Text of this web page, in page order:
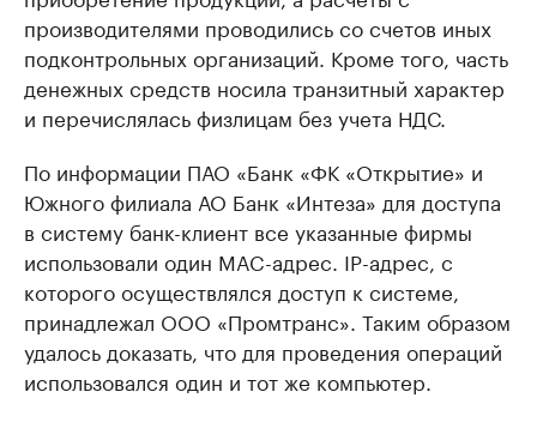
производителями проводились со счетов иных
подконтрольных организаций. Кроме того, часть
денежных средств носила транзитный характер
и перечислялась физлицам без учета НДС.
По информации ПАО «Банк «ФК «Открытие» и
Южного филиала АО Банк «Интеза» для доступа
в систему банк-клиент все указанные фирмы
использовали один MAC-адрес. IP-адрес, с
которого осуществлялся доступ к системе,
принадлежал ООО «Промтранс». Таким образом
удалось доказать, что для проведения операций
использовался один и тот же компьютер.